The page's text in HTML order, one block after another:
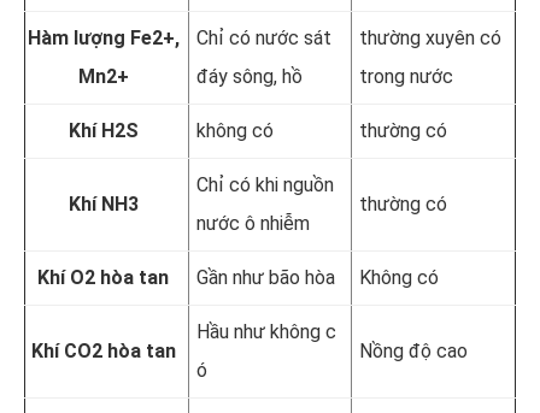
Hàm lượng Fe2+,
Mn2+
Chỉ có nước sát
đáy sông, hồ
thường xuyên có
trong nước
Khí H2S không có thường có
Khí NH3
Chỉ có khi nguồn
nước ô nhiễm
thường có
Khí O2 hòa tan Gần như bão hòa Không có
Khí CO2 hòa tan
Hầu như không c
ó
Nồng độ cao